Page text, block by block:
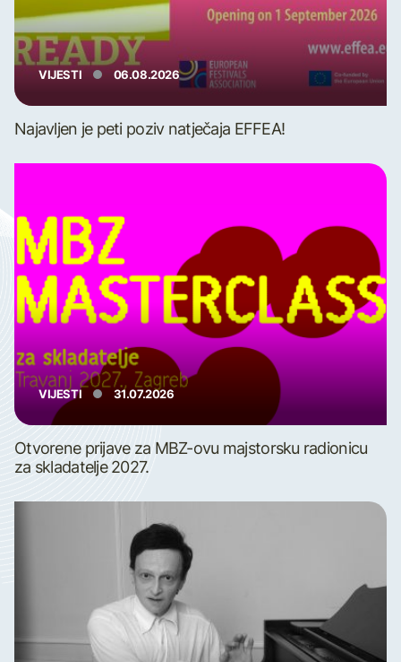
VIJESTI 06.08.2026
Najavljen je peti poziv natječaja EFFEA!
VIJESTI 31.07.2026
Otvorene prijave za MBZ-ovu majstorsku radionicu
za skladatelje 2027.